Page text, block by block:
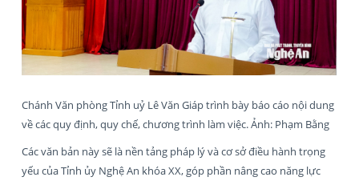
Chánh Văn phòng Tỉnh uỷ Lê Văn Giáp trình bày báo cáo nội dung
về các quy định, quy chế, chương trình làm việc. Ảnh: Phạm Bằng
Các văn bản này sẽ là nền tảng pháp lý và cơ sở điều hành trọng
yếu của Tỉnh ủy Nghệ An khóa XX, góp phần nâng cao năng lực